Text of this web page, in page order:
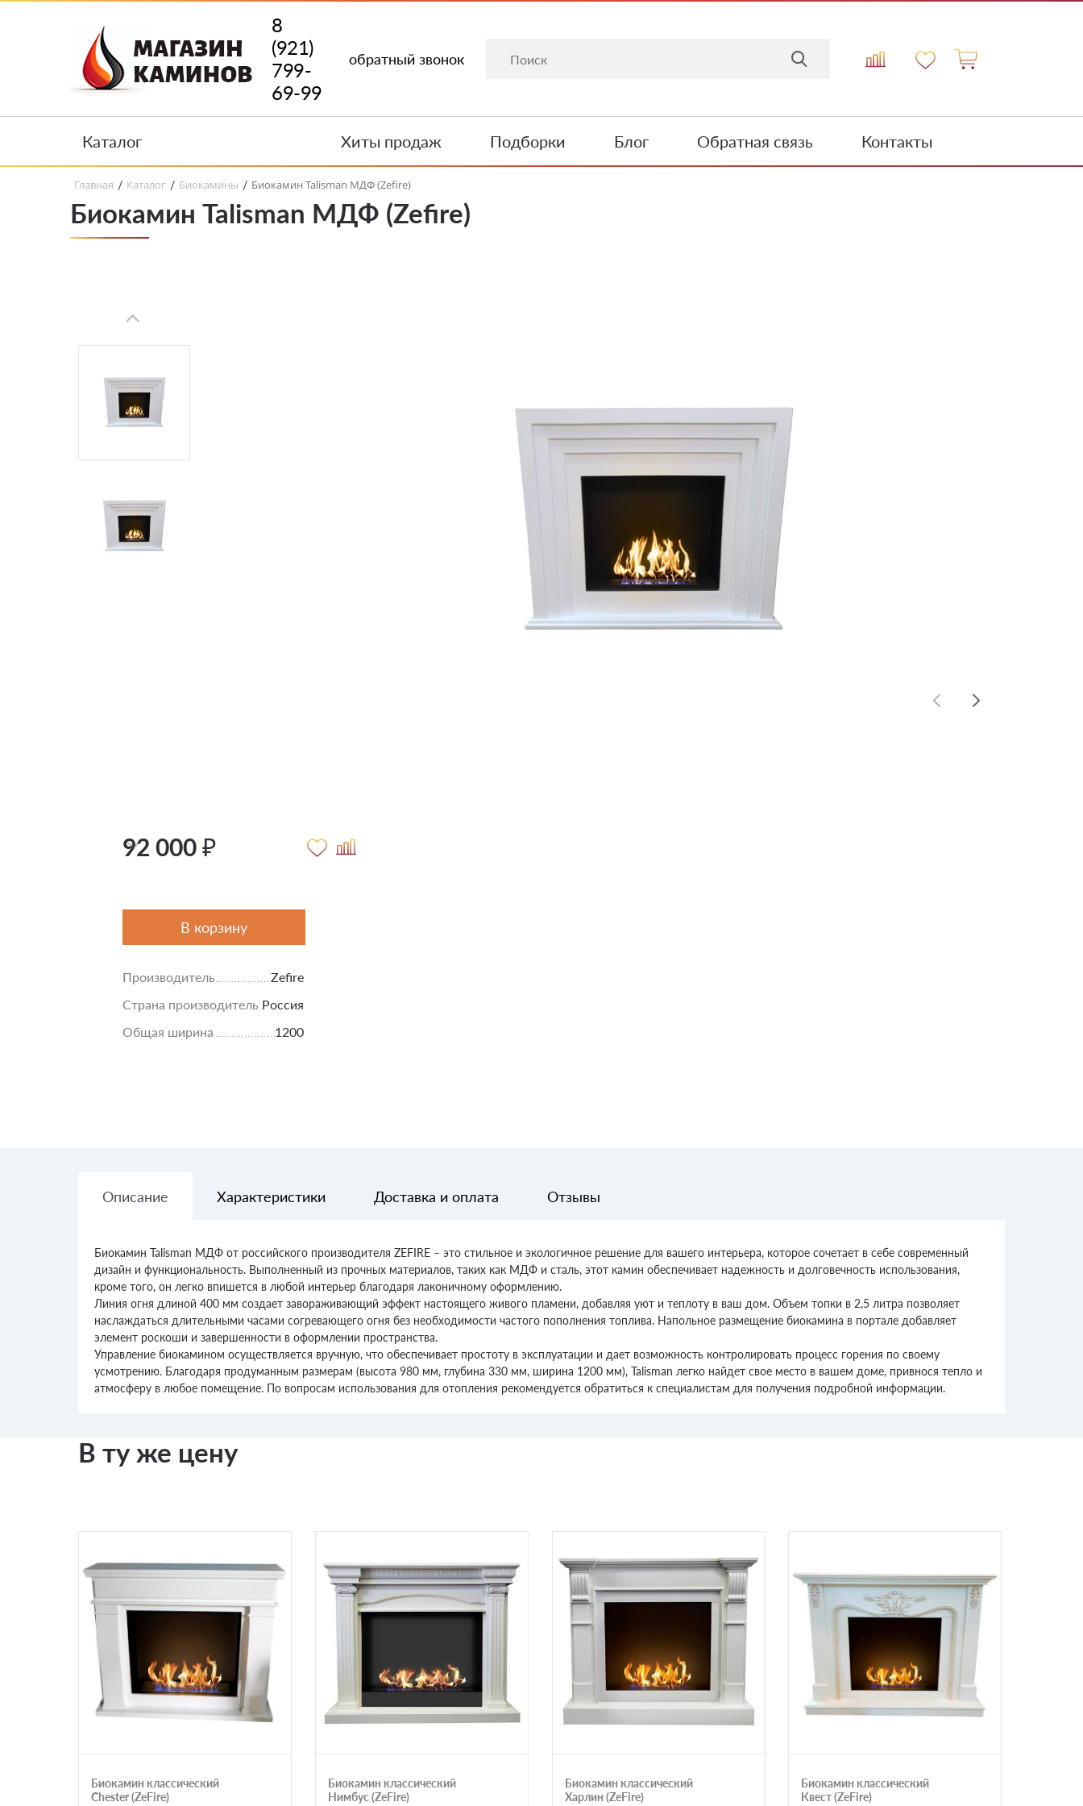
8
(921)
799-
69-99
обратный звонок
Каталог Хиты продаж Подборки Блог Обратная связь Контакты
Главная / Каталог / Биокамины / Биокамин Talisman МДФ (Zefire)
Биокамин Talisman МДФ (Zefire)
92 000 ₽
В корзину
Производитель
Zefire
Страна производитель Россия
Общая ширина
1200
Описание Характеристики Доставка и оплата Отзывы
Биокамин Talisman МДФ от российского производителя ZEFIRE – это стильное и экологичное решение для вашего интерьера, которое сочетает в себе современный
дизайн и функциональность. Выполненный из прочных материалов, таких как МДФ и сталь, этот камин обеспечивает надежность и долговечность использования,
кроме того, он легко впишется в любой интерьер благодаря лаконичному оформлению.
Линия огня длиной 400 мм создает завораживающий эффект настоящего живого пламени, добавляя уют и теплоту в ваш дом. Объем топки в 2,5 литра позволяет
наслаждаться длительными часами согревающего огня без необходимости частого пополнения топлива. Напольное размещение биокамина в портале добавляет
элемент роскоши и завершенности в оформлении пространства.
Управление биокамином осуществляется вручную, что обеспечивает простоту в эксплуатации и дает возможность контролировать процесс горения по своему
усмотрению. Благодаря продуманным размерам (высота 980 мм, глубина 330 мм, ширина 1200 мм), Talisman легко найдет свое место в вашем доме, привнося тепло и
атмосферу в любое помещение. По вопросам использования для отопления рекомендуется обратиться к специалистам для получения подробной информации.
В ту же цену
Биокамин классический
Chester (ZeFire)
Биокамин классический
Нимбус (ZeFire)
Биокамин классический
Харлин (ZeFire)
Биокамин классический
Квест (ZeFire)